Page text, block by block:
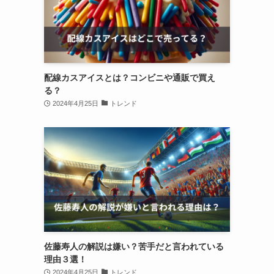
配線カスアイスとは？コンビニや通販で買え
る？
2024年4月25日 トレンド
佐藤寿人の解説は嫌い？苦手だと言われている
理由３選！
2024年4月25日 トレンド